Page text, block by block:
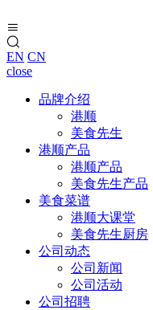
EN CN
close
品牌介绍
港顺
美食先生
港顺产品
港顺产品
美食先生产品
美食菜谱
港顺大课堂
美食先生厨房
公司动态
公司新闻
公司活动
公司招聘